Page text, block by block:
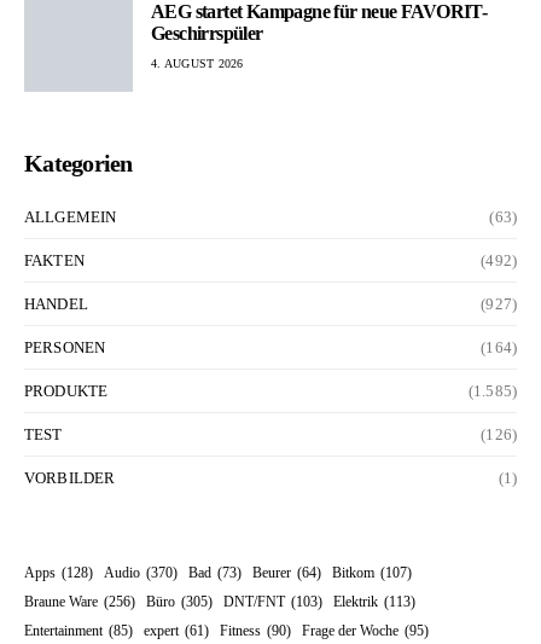
AEG startet Kampagne für neue FAVORIT-
Geschirrspüler
4. AUGUST 2026
Kategorien
ALLGEMEIN (63)
FAKTEN (492)
HANDEL (927)
PERSONEN (164)
PRODUKTE (1.585)
TEST (126)
VORBILDER (1)
Apps (128) Audio (370) Bad (73) Beurer (64) Bitkom (107)
Braune Ware (256) Büro (305) DNT/FNT (103) Elektrik (113)
Entertainment (85) expert (61) Fitness (90) Frage der Woche (95)